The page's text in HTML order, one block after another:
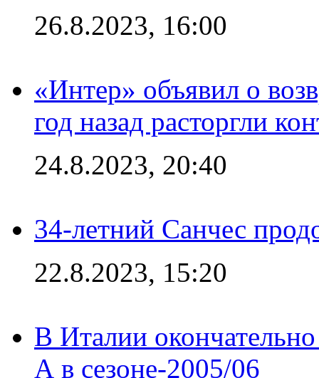
26.8.2023, 16:00
«Интер» объявил о
год назад расторгли
24.8.2023, 20:40
34-летний Санчес
22.8.2023, 15:20
В Италии
А в сезоне-2005/06